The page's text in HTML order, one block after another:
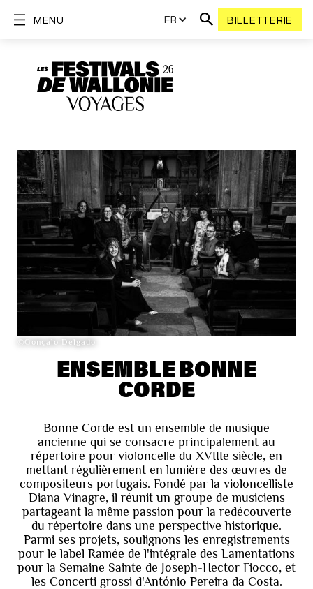
FR BILLETTERIE
MENU
©Gonçalo Delgado
ENSEMBLE BONNE
CORDE
Bonne Corde est un ensemble de musique
ancienne qui se consacre principalement au
répertoire pour violoncelle du XVIIIe siècle, en
mettant régulièrement en lumière des œuvres de
compositeurs portugais. Fondé par la violoncelliste
Diana Vinagre, il réunit un groupe de musiciens
partageant la même passion pour la redécouverte
du répertoire dans une perspective historique.
Parmi ses projets, soulignons les enregistrements
pour le label Ramée de l'intégrale des Lamentations
pour la Semaine Sainte de Joseph-Hector Fiocco, et
les Concerti grossi d'António Pereira da Costa.